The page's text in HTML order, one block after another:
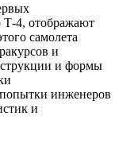
Т-4, отображают
самолета
и
и формы
инженеров
и